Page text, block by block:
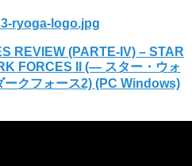
ryoga-logo.jpg
REVIEW (PARTE-IV) – STAR
FORCES II (— スター・ウォ
ークフォース2) (PC Windows)